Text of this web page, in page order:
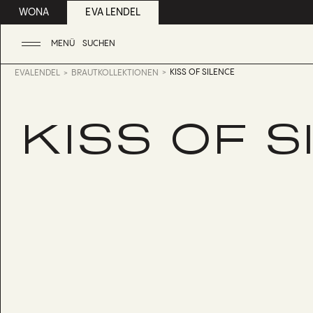
WONA EVA LENDEL
MENÜ SUCHEN
EVALENDEL BRAUTKOLLEKTIONEN KISS OF SILENCE
KISS OF